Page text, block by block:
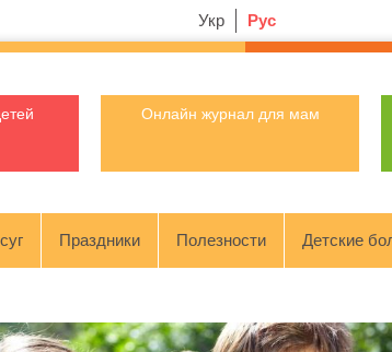
Укр Рус
Онлайн журнал для мам
Праздники Полезности Детские